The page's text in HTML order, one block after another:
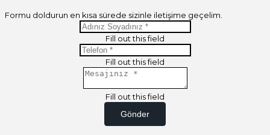
Formu doldurun en kısa sürede sizinle iletişime geçelim.
Fill out this field
Fill out this field
Fill out this field
Gönder